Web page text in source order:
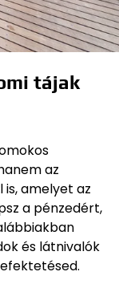
tájak
az
is, amelyet az
a pénzedért,
és látnivalók